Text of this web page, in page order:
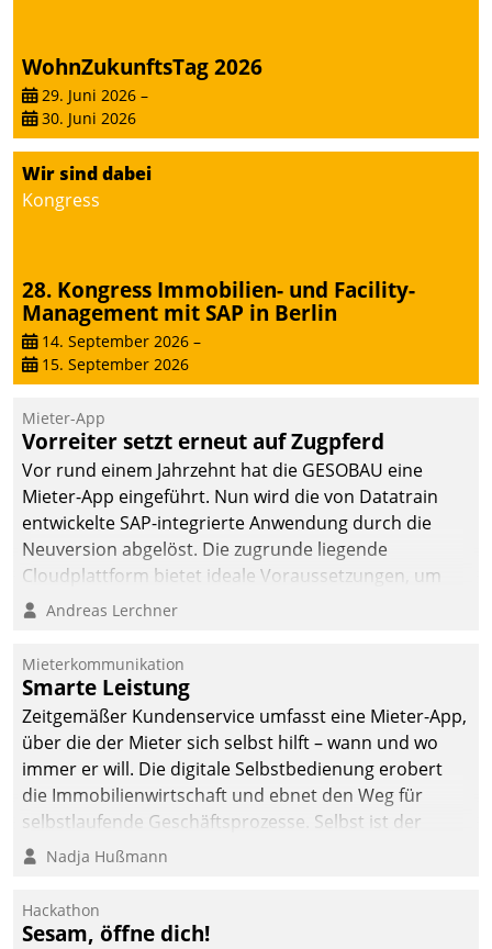
WohnZukunftsTag 2026
29. Juni 2026 –
30. Juni 2026
Wir sind dabei
Kongress
28. Kongress Immobilien- und Facility-
Management mit SAP in Berlin
14. September 2026 –
15. September 2026
Mieter-App
Vorreiter setzt erneut auf Zugpferd
Vor rund einem Jahrzehnt hat die GESOBAU eine
Mieter-App eingeführt. Nun wird die von Datatrain
entwickelte SAP-integrierte Anwendung durch die
Neuversion abgelöst. Die zugrunde liegende
Cloudplattform bietet ideale Voraussetzungen, um
die Funktionalität der App zu erweitern und weitere
integrieren.
Andreas Lerchner
Mieterkommunikation
Smarte Leistung
Zeitgemäßer Kundenservice umfasst eine Mieter-App,
über die der Mieter sich selbst hilft – wann und wo
immer er will. Die digitale Selbstbedienung erobert
die Immobilienwirtschaft und ebnet den Weg für
selbstlaufende Geschäftsprozesse. Selbst ist der
Kunde und smart der Serviceanbieter.
Nadja Hußmann
Hackathon
Sesam, öffne dich!